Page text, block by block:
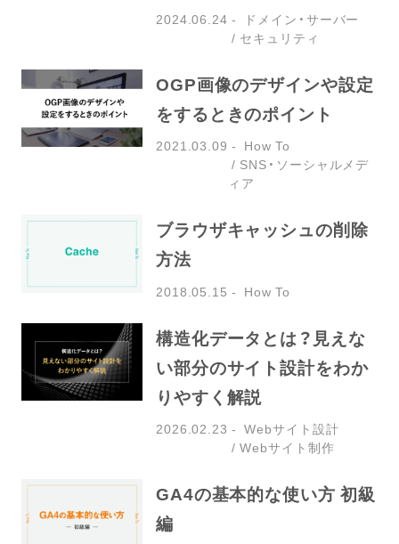
2024.06.24
ドメイン・サーバー
セキュリティ
OGP画像のデザインや設定
をするときのポイント
2021.03.09
How To
SNS・ソーシャルメデ
ィア
ブラウザキャッシュの削除
方法
2018.05.15 How To
構造化データとは？見えな
い部分のサイト設計をわか
りやすく解説
2026.02.23
Webサイト設計
Webサイト制作
GA4の基本的な使い方 初級
編